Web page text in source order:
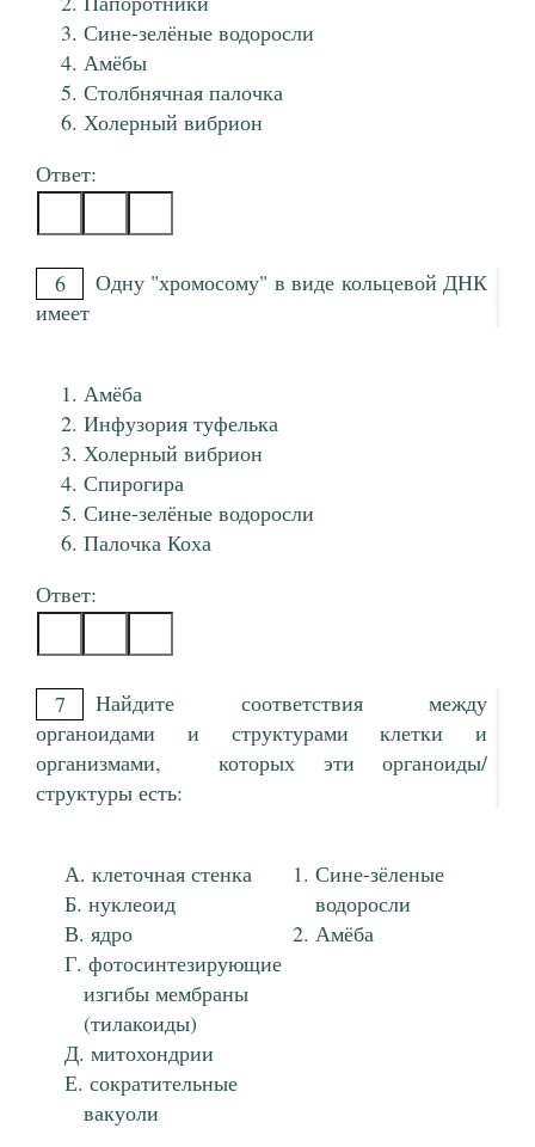
Сине-зелёные водоросли
Амёбы
Столбнячная палочка
Холерный вибрион
Ответ:
6
Одну "хромосому" в виде кольцевой ДНК
имеет
Амёба
Инфузория туфелька
Холерный вибрион
Спирогира
Сине-зелёные водоросли
Палочка Коха
Ответ:
7
Найдите соответствия между
органоидами и структурами клетки и
организмами, которых эти органоиды/
структуры есть:
клеточная стенка
нуклеоид
ядро
фотосинтезирующие
изгибы мембраны
(тилакоиды)
митохондрии
сократительные
вакуоли
Сине-зёленые
водоросли
Амёба